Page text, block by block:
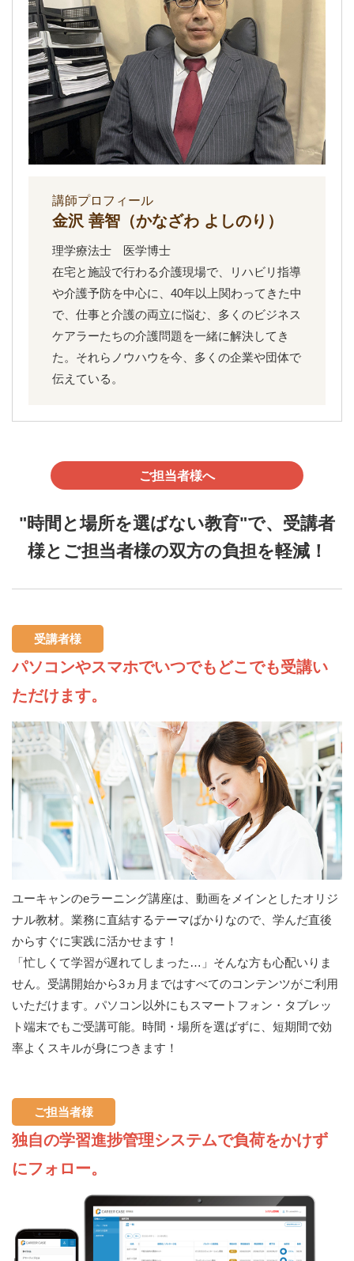
講師プロフィール
金沢 善智（かなざわ よしのり）
理学療法士 医学博士
在宅と施設で行わる介護現場で、リハビリ指導
や介護予防を中心に、40年以上関わってきた中
で、仕事と介護の両立に悩む、多くのビジネス
ケアラーたちの介護問題を一緒に解決してき
た。それらノウハウを今、多くの企業や団体で
伝えている。
ご担当者様へ
"時間と場所を選ばない教育"で、受講者
様とご担当者様の双方の負担を軽減！
受講者様
パソコンやスマホでいつでもどこでも受講い
ただけます。
ユーキャンのeラーニング講座は、動画をメインとしたオリジ
ナル教材。業務に直結するテーマばかりなので、学んだ直後
からすぐに実践に活かせます！
「忙しくて学習が遅れてしまった…」そんな方も心配いりま
せん。受講開始から3ヵ月まではすべてのコンテンツがご利用
いただけます。パソコン以外にもスマートフォン・タブレッ
ト端末でもご受講可能。時間・場所を選ばずに、短期間で効
率よくスキルが身につきます！
ご担当者様
独自の学習進捗管理システムで負荷をかけず
にフォロー。